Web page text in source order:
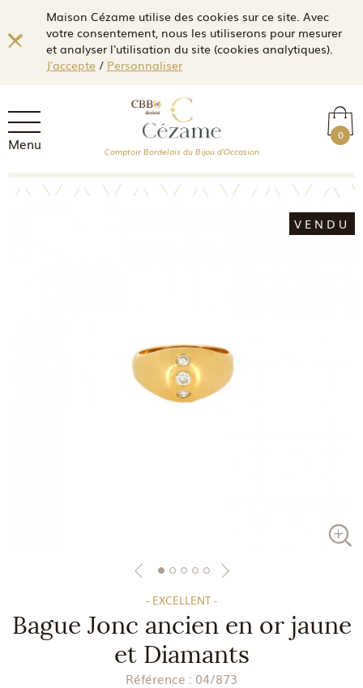
Maison Cézame utilise des cookies sur ce site. Avec
votre consentement, nous les utiliserons pour mesurer
et analyser l'utilisation du site (cookies analytiques).
J'accepte/ Personnaliser
Menu 0
Comptoir Bordelais du Bijou d'Occasion
VENDU
- EXCELLENT -
Bague Jonc ancien en or jaune
et Diamants
Référence : 04/873